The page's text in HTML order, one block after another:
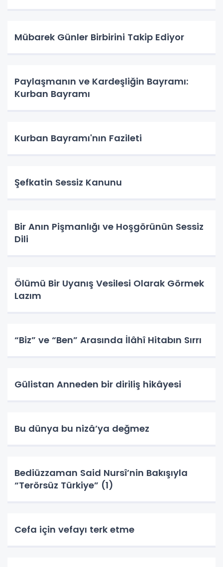
Mübarek Günler Birbirini Takip Ediyor
Paylaşmanın ve Kardeşliğin Bayramı:
Kurban Bayramı
Kurban Bayramı'nın Fazileti
Şefkatin Sessiz Kanunu
Bir Anın Pişmanlığı ve Hoşgörünün Sessiz
Dili
Ölümü Bir Uyanış Vesilesi Olarak Görmek
Lazım
“Biz” ve “Ben” Arasında İlâhî Hitabın Sırrı
Gülistan Anneden bir diriliş hikâyesi
Bu dünya bu nizâ’ya değmez
Bediüzzaman Said Nursî’nin Bakışıyla
“Terörsüz Türkiye” (1)
Cefa için vefayı terk etme